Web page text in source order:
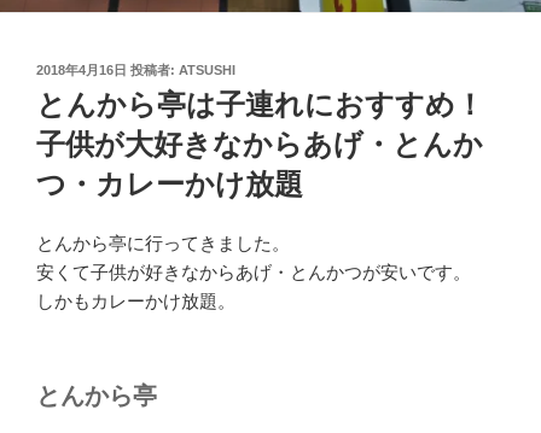
投
稿
日:
2018年4月16日 投稿者: ATSUSHI
とんから亭は子連れにおすすめ！
子供が大好きなからあげ・とんか
つ・カレーかけ放題
とんから亭に行ってきました。
安くて子供が好きなからあげ・とんかつが安いです。
しかもカレーかけ放題。
とんから亭